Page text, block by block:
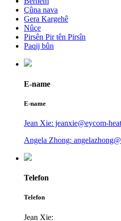
Çûna nava
Gera Kargehê
Nûçe
Pirsên Pir tên Pirsîn
Paqij bûn
E-name
E-name
Jean Xie: jeanxie@eycom-
Angela Zhong:
Telefon
Telefon
Jean Xie: